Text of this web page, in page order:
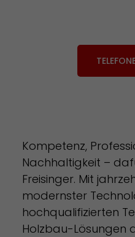
Kompetenz,
Nachhaltigkeit –
Freisinger. Mit
modernster
hochqualifizierten
Holzbau-Lösungen